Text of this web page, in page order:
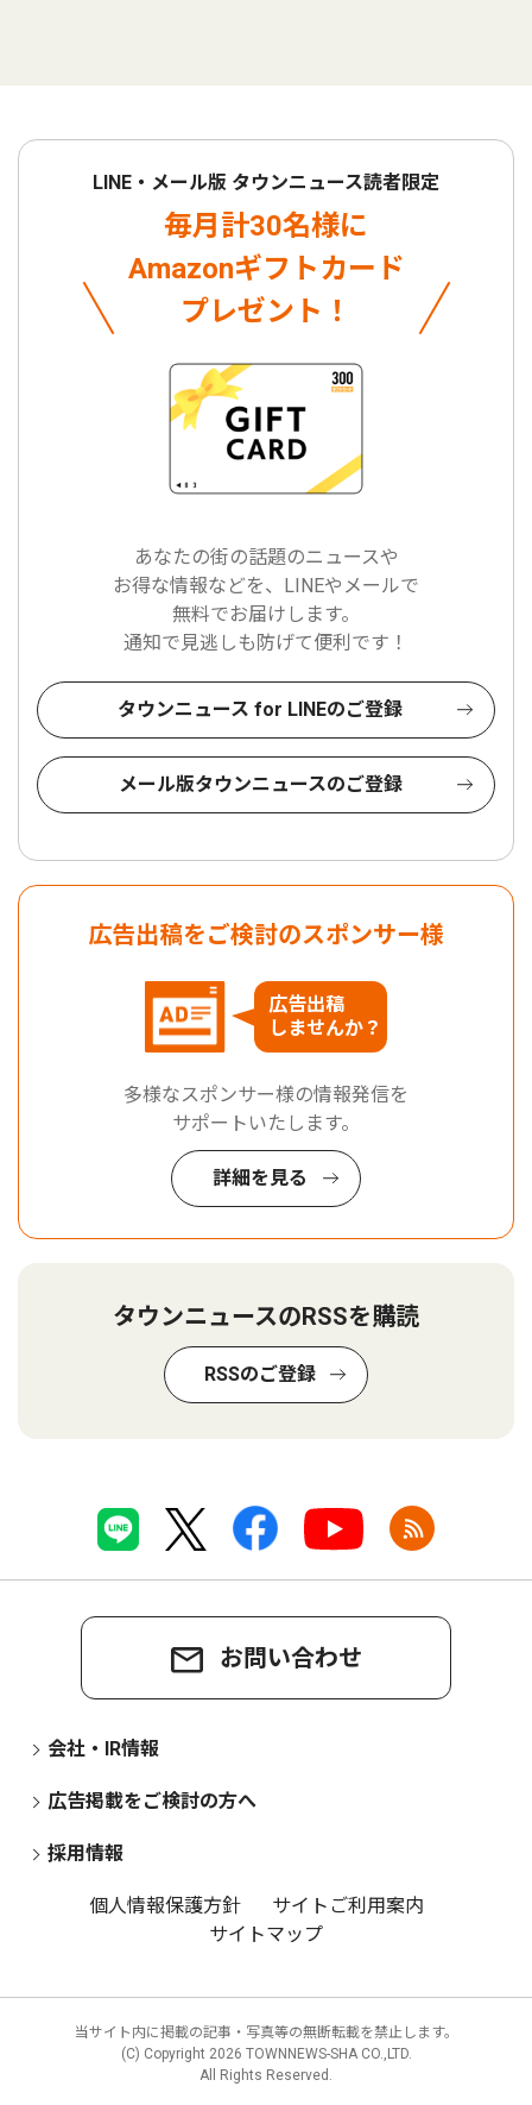
LINE・メール版 タウンニュース読者限定
毎月計30名様に
Amazonギフトカード
プレゼント！
あなたの街の話題のニュースや
お得な情報などを、LINEやメールで
無料でお届けします。
通知で見逃しも防げて便利です！
タウンニュース for LINEのご登録
メール版タウンニュースのご登録
広告出稿をご検討のスポンサー様
広告出稿
しませんか？
多様なスポンサー様の情報発信を
サポートいたします。
詳細を見る
タウンニュースのRSSを購読
RSSのご登録
お問い合わせ
会社・IR情報
広告掲載をご検討の方へ
採用情報
個人情報保護方針
サイトご利用案内
サイトマップ
当サイト内に掲載の記事・写真等の無断転載を禁止します。
(C) Copyright 2026 TOWNNEWS-SHA CO.,LTD.
All Rights Reserved.